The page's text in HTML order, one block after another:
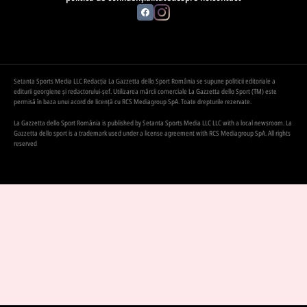
Setanta Sports Media LLC Redacția La Gazzetta dello Sport România se supune politicii editoriale a
editurii georgiene și redactorului-șef. Utilizarea mărcii comerciale La Gazzetta dello Sport (TM) este
permisă în baza unui acord de licență cu RCS Mediagroup SpA. Toate drepturile rezervate.
La Gazzetta dello Sport România is published by Setanta Sports Media LLC LLC with a local newsroom. La
Gazzetta dello sport is a trademark used under a license agreement with RCS Mediagroup SpA. All rights
reserved